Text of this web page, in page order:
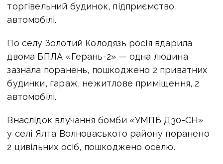
торгівельний будинок, підприємство,
автомобілі.
По селу Золотий Колодязь росія вдарила
двома БПЛА «Герань-2» — одна людина
зазнала поранень, пошкоджено 2 приватних
будинки, гараж, нежитлове приміщення, 2
автомобілі.
Внаслідок влучання бомби «УМПБ Д30-СН»
у селі Ялта Волноваського району поранено
2 цивільних осіб, пошкоджено оселю.